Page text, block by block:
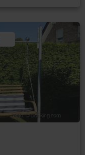
Foto: © booking.com